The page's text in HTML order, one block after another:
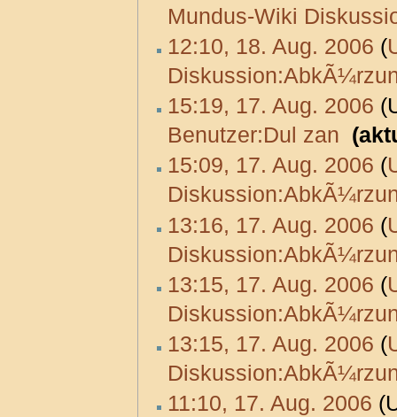
Mundus-Wiki
12:10, 18. Aug. 2006 (
15:19, 17. Aug. 2006
Benutzer:Dul zan
15:09, 17. Aug. 2006 (
13:16, 17. Aug. 2006 (
13:15, 17. Aug. 2006 (
13:15, 17. Aug. 2006 (
11:10, 17. Aug. 2006